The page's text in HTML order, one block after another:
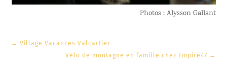
Photos : Alysson Gallant
←Village Vacances Valcartier
Vélo de montagne en famille chez Empire47 →